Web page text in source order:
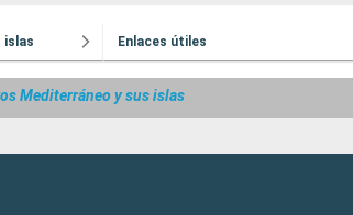
islas Enlaces útiles
Mediterráneo y sus islas